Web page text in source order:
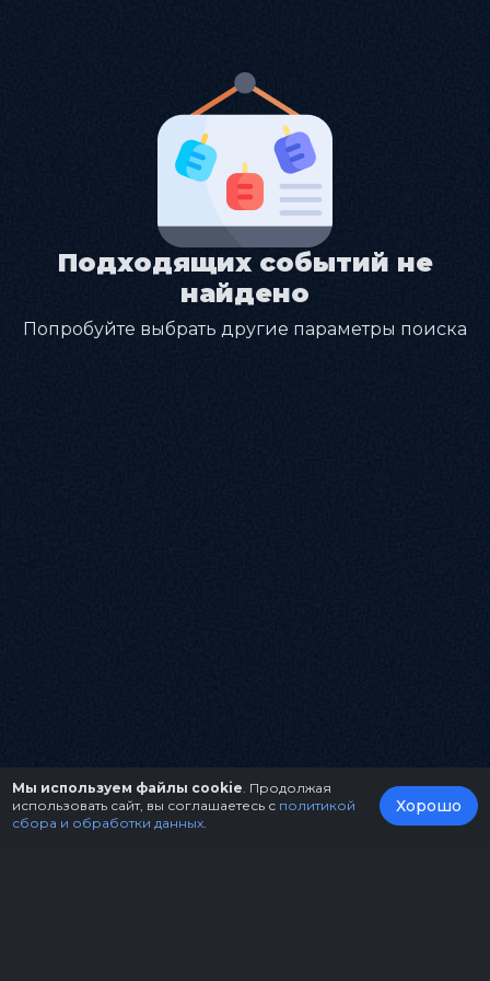
Подходящих событий не
найдено
Попробуйте выбрать другие параметры поиска
Мы используем файлы cookie . Продолжая
использовать сайт, вы соглашаетесь с политикой
сбора и обработки данных
Хорошо